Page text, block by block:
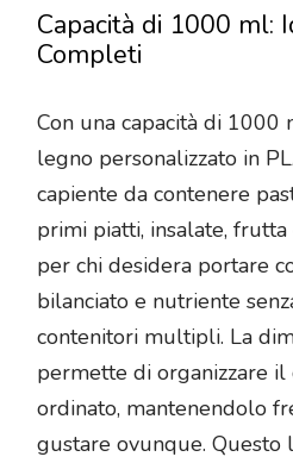
Capacità di 1000 ml:
Completi
Con una capacità di 1000
legno personalizzato in
capiente da contenere
primi piatti, insalate,
per chi desidera portare
bilanciato e nutriente
contenitori multipli. La
permette di organizzare il
ordinato, mantenendolo
gustare ovunque.